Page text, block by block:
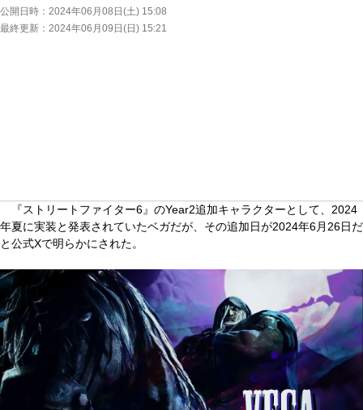
公開日時： 2024年06月08日(土) 15:08
最終更新： 2024年06月09日(日) 15:21
『ストリートファイター6』のYear2追加キャラクターとして、2024
年夏に実装と発表されていたベガだが、その追加日が2024年6月26日だ
と公式Xで明らかにされた。